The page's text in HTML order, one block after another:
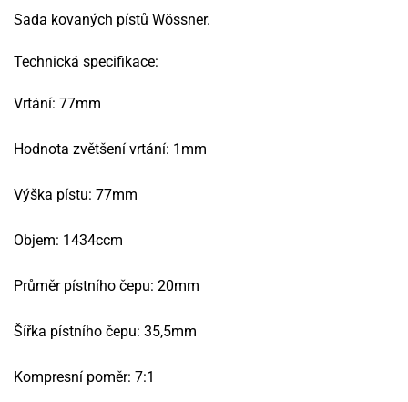
Sada kovaných pístů Wössner.
Technická specifikace:
Vrtání: 77mm
Hodnota zvětšení vrtání: 1mm
Výška pístu: 77mm
Objem: 1434ccm
Průměr pístního čepu: 20mm
Šířka pístního čepu: 35,5mm
Kompresní poměr: 7:1